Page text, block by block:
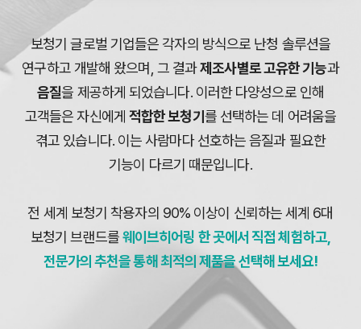
보청기 글로벌 기업들은 각자의 방식으로 난청 솔루션을
연구하고 개발해 왔으며, 그 결과제조사별로 고유한 기능과
음질을 제공하게 되었습니다. 이러한 다양성으로 인해
고객들은 자신에게 적합한 보청기를 선택하는 데 어려움을
겪고 있습니다. 이는 사람마다 선호하는 음질과 필요한
기능이 다르기 때문입니다.
전 세계 보청기 착용자의 90% 이상이 신뢰하는 세계 6대
보청기 브랜드를웨이브히어링 한 곳에서 직접 체험하고,
전문가의 추천을 통해 최적의 제품을 선택해 보세요!